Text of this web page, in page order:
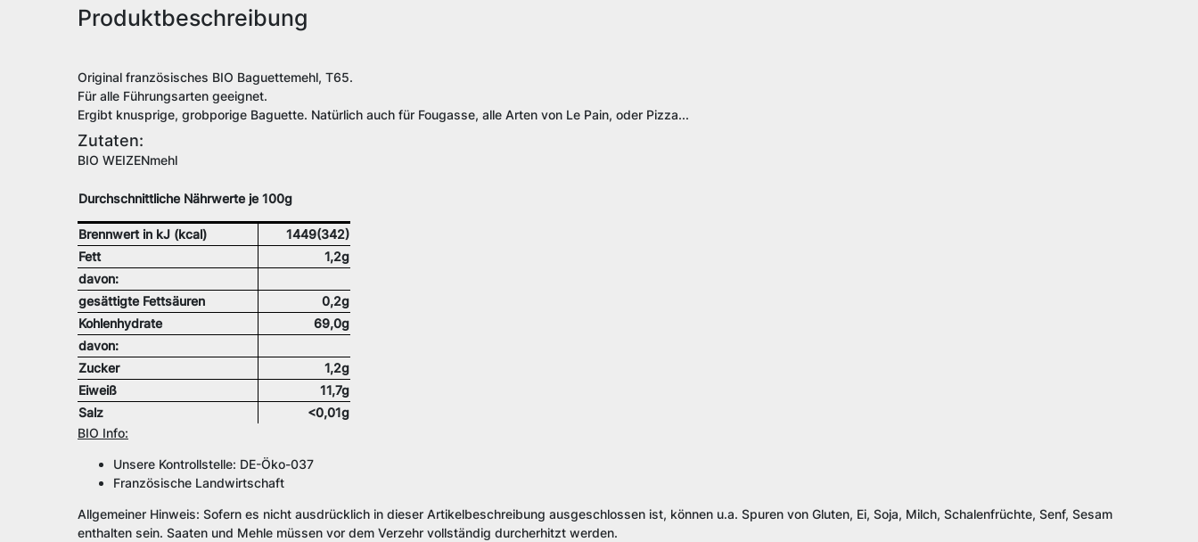
Produktbeschreibung
Original französisches BIO Baguettemehl, T65.
Für alle Führungsarten geeignet.
Ergibt knusprige, grobporige Baguette. Natürlich auch für Fougasse, alle Arten von Le Pain, oder Pizza...
Zutaten:
BIO WEIZENmehl
Durchschnittliche Nährwerte je 100g
Brennwert in kJ (kcal)
1449(342)
Fett
1,2g
davon:
gesättigte Fettsäuren
0,2g
Kohlenhydrate
69,0g
davon:
Zucker
1,2g
Eiweiß
11,7g
Salz
<0,01g
BIO Info:
Unsere Kontrollstelle: DE-Öko-037
Französische Landwirtschaft
Allgemeiner Hinweis: Sofern es nicht ausdrücklich in dieser Artikelbeschreibung ausgeschlossen ist, können u.a. Spuren von Gluten, Ei, Soja, Milch, Schalenfrüchte, Senf, Sesam
enthalten sein. Saaten und Mehle müssen vor dem Verzehr vollständig durcherhitzt werden.